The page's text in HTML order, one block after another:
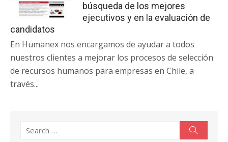
búsqueda de los mejores
ejecutivos y en la evaluación de
candidatos
En Humanex nos encargamos de ayudar a todos
nuestros clientes a mejorar los procesos de selección
de recursos humanos para empresas en Chile, a
través...
for: